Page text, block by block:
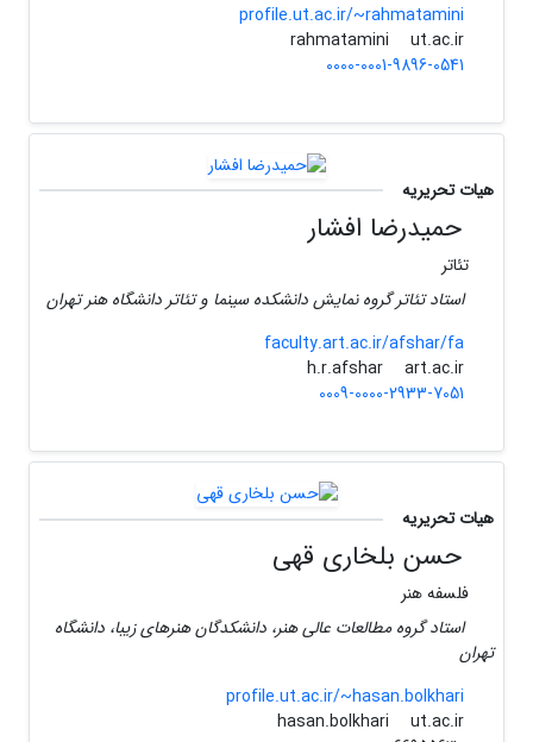
profile.ut.ac.ir/~rahmatamini
rahmatamini
ut.ac.ir
0000-0001-9896-0541
هیات تحریریه
حمیدرضا افشار
تئاتر
استاد تئاتر گروه نمایش دانشکده سینما و تئاتر دانشگاه هنر تهران
faculty.art.ac.ir/afshar/fa
h.r.afshar
art.ac.ir
0009-0000-2933-7051
هیات تحریریه
حسن بلخاری قهی
فلسفه هنر
استاد گروه مطالعات عالی هنر، دانشکدگان هنرهای زیبا، دانشگاه
تهران
profile.ut.ac.ir/~hasan.bolkhari
hasan.bolkhari
ut.ac.ir